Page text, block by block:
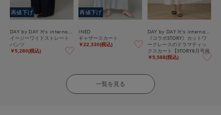
再値下げ
イージーワイドストレート
パンツ
￥5,280(税込)
再値下げ
INED
ギャザースカート
￥22,330(税込)
《コラボSTORY》カットワ
ークレースのドラマティッ
クスカート【STORY8月号掲
載】
￥5,588(税込)
一覧を見る